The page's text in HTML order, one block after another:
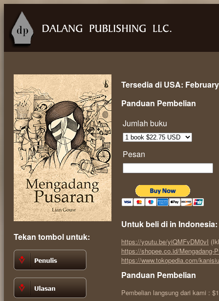
Tekan tombol untuk:
Tersedia di USA:
Panduan Pembelian
Jumlah buku
Pesan
Untuk beli di in Indonesia:
https://youtu.be/yiQMFvDM0vI
https://shopee.co.id/Mengadang-
https://www.tokopedia.com/
Panduan Pembelian
Pembelian langsung dari kami :